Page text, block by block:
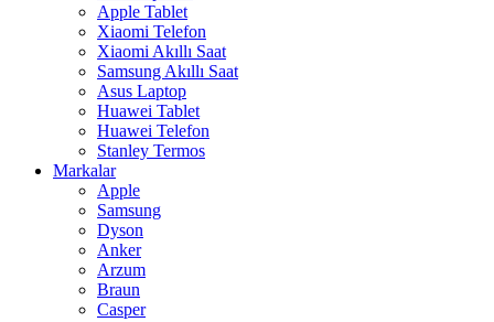
Apple Tablet
Xiaomi Telefon
Xiaomi Akıllı Saat
Samsung Akıllı Saat
Asus Laptop
Huawei Tablet
Huawei Telefon
Stanley Termos
Markalar
Apple
Samsung
Dyson
Anker
Arzum
Braun
Casper